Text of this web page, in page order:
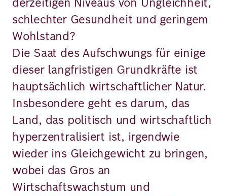
schlechter Gesundheit und geringem
Wohlstand?
Die Saat des Aufschwungs für einige
dieser langfristigen Grundkräfte ist
hauptsächlich wirtschaftlicher Natur.
Insbesondere geht es darum, das
Land, das politisch und wirtschaftlich
hyperzentralisiert ist, irgendwie
wieder ins Gleichgewicht zu bringen,
wobei das Gros an
Wirtschaftswachstum und